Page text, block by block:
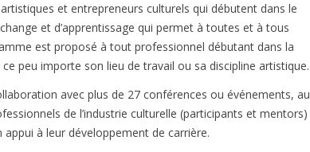
et entrepreneurs culturels qui débutent dans le
et d’apprentissage qui permet à toutes et à tous
est proposé à tout professionnel débutant dans la
peu importe son lieu de travail ou sa discipline artistique.
avec plus de 27 conférences ou événements, au
de l’industrie culturelle (participants et mentors)
à leur développement de carrière.